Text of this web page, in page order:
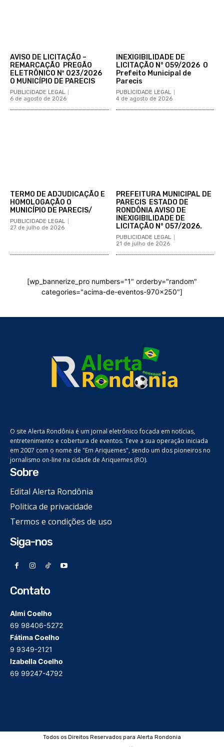
AVISO DE LICITAÇÃO –
REMARCAÇÃO PREGÃO
ELETRÔNICO Nº 023/2026
O MUNICÍPIO DE PARECIS
PUBLICIDADE LEGAL
6 de agosto de 2026
INEXIGIBILIDADE DE
LICITAÇÃO N° 059/2026 O
Prefeito Municipal de
Parecis
PUBLICIDADE LEGAL
4 de agosto de 2026
TERMO DE ADJUDICAÇÃO E
HOMOLOGAÇÃO O
MUNICÍPIO DE PARECIS/
PUBLICIDADE LEGAL
27 de julho de 2026
PREFEITURA MUNICIPAL DE
PARECIS ESTADO DE
RONDÔNIA AVISO DE
INEXIGIBILIDADE DE
LICITAÇÃO N° 057/2026.
PUBLICIDADE LEGAL
21 de julho de 2026
[wp_bannerize_pro numbers="1" orderby="random"
categories="acima-de-eventos-970x250"]
O site Alerta Rondônia é um jornal eletrônico focada em notícias,
entretenimento e cobertura de eventos. Teve a sua operação iniciada
em 2007 com o nome de "Em Ariquemes", sendo um dos pioneiros no
jornalismo on-line na cidade de Ariquemes (RO).
Sobre
Edital Alerta Rondônia
Politica de privacidade
Termos e condições de uso
Siga-nos
Contato
Almi Coelho
69 98406-5272
Fátima Coelho
9 9349-2121
Izabella Coelho
69 99247-4792
Todos os Direitos Reservados para Alerta Rondonia